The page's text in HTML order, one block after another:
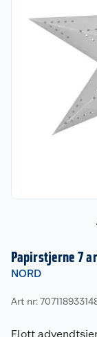
Papirstjerne 7
NORD
Art nr:
Flott